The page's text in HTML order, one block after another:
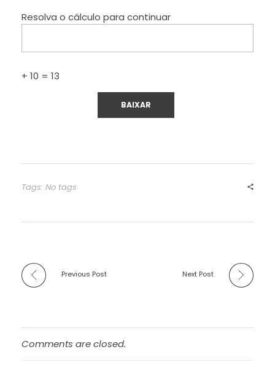
Resolva o cálculo para continuar
+ 10 = 13
Tags: No tags
Previous Post Next Post
Comments are closed.